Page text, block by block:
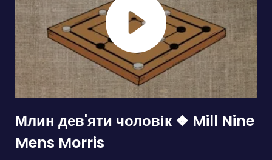
Млин дев'яти чоловік ❖ Mill Nine
Mens Morris